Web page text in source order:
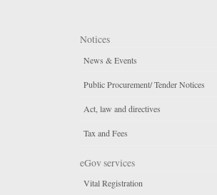
Notices
News & Events
Public Procurement/ Tender Notices
Act, law and directives
Tax and Fees
eGov services
Vital Registration